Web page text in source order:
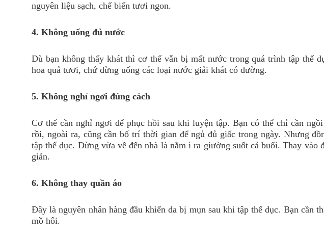
nguyên liệu sạch, chế biến tươi ngon.
4. Không uống đủ nước
Dù bạn không thấy khát thì cơ thể vẫn bị mất nước trong quá trình tập thể
hoa quả tươi, chứ đừng uống các loại nước giải khát có đường.
5. Không nghỉ ngơi đúng cách
Cơ thể cần nghỉ ngơi để phục hồi sau khi luyện tập. Bạn có thể chỉ cần
rồi, ngoài ra, cũng cần bố trí thời gian để ngủ đủ giấc trong ngày. Nhưng
tập thể dục. Đừng vừa về đến nhà là nằm ì ra giường suốt cả buổi. Thay
giản.
6. Không thay quần áo
Đây là nguyên nhân hàng đầu khiến da bị mụn sau khi tập thể dục. Bạn cần
mồ hôi.